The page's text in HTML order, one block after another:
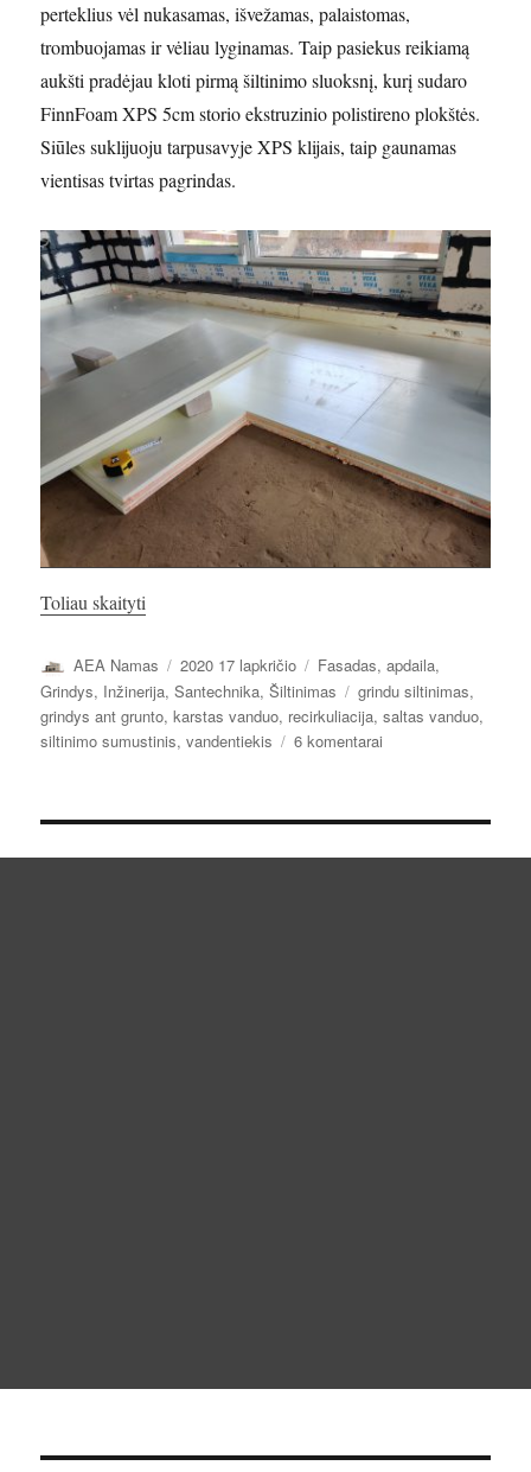
perteklius vėl nukasamas, išvežamas, palaistomas,
trombuojamas ir vėliau lyginamas. Taip pasiekus reikiamą
aukšti pradėjau kloti pirmą šiltinimo sluoksnį, kurį sudaro
FinnFoam XPS 5cm storio ekstruzinio polistireno plokštės.
Siūles suklijuoju tarpusavyje XPS klijais, taip gaunamas
vientisas tvirtas pagrindas.
Toliau skaityti
Autorius
AEA Namas Paskelbta
2020 17 lapkričio Kategorijos
Fasadas, apdaila,
Grindys, Inžinerija,Santechnika,Šiltinimas Žymos
grindu siltinimas,
grindys ant grunto,karstas vanduo, recirkuliacija,saltas vanduo,
siltinimo sumustinis,vandentiekis 6 komentarai
Vandentiekis.